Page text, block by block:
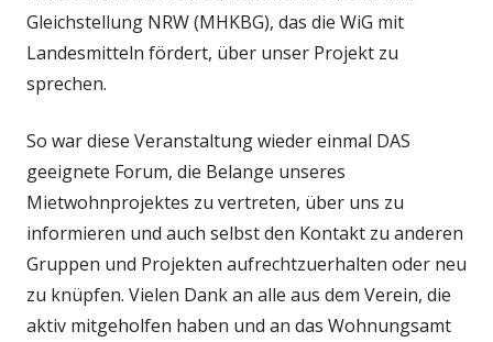
Gleichstellung NRW (MHKBG), das die WiG mit
Landesmitteln fördert, über unser Projekt zu
sprechen.
So war diese Veranstaltung wieder einmal DAS
geeignete Forum, die Belange unseres
Mietwohnprojektes zu vertreten, über uns zu
informieren und auch selbst den Kontakt zu anderen
Gruppen und Projekten aufrechtzuerhalten oder neu
zu knüpfen. Vielen Dank an alle aus dem Verein, die
aktiv mitgeholfen haben und an das Wohnungsamt